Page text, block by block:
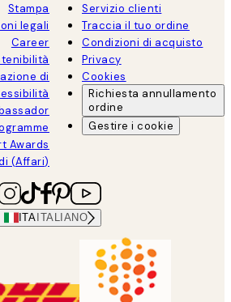
Stampa
legali
Career
di
Awards
(Affari)
Servizio clienti
Traccia il tuo ordine
Condizioni di acquisto
Privacy
Cookies
Richiesta annullamento
ordine
Gestire i cookie
ITA ITALIANO